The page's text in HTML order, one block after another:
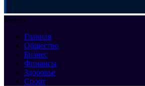
Меню
Главная
Общество
Бизнес
Финансы
Здоровье
Спорт